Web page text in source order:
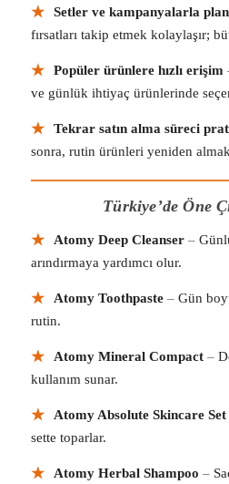
★ Setler ve kampanyalarla
fırsatları takip etmek kolaylaşır;
★ Popüler ürünlere hızlı erişim
ve günlük ihtiyaç ürünlerinde
★ Tekrar satın alma süreci
sonra, rutin ürünleri yeniden
Türkiye’de Öne
★ Atomy Deep Cleanser –
arındırmaya yardımcı olur.
★ Atomy Toothpaste – Gün
rutin.
★ Atomy Mineral Compact –
kullanım sunar.
★ Atomy Absolute Skincare Set
sette toparlar.
★ Atomy Herbal Shampoo –